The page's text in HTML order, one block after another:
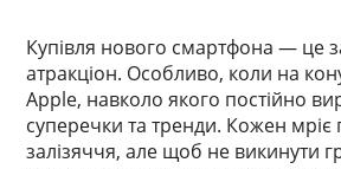
Купівля нового смартфона — це
атракціон. Особливо, коли на
Apple, навколо якого постійно
суперечки та тренди. Кожен мріє
залізяччя, але щоб не викинути